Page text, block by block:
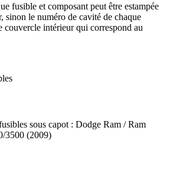
fusible et composant peut être estampée
sinon le numéro de cavité de chaque
couvercle intérieur qui correspond au